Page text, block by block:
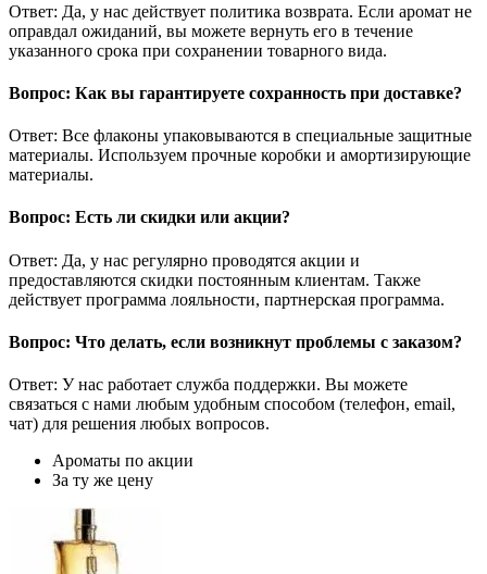
Ответ: Да, у нас действует политика возврата. Если аромат не
оправдал ожиданий, вы можете вернуть его в течение
указанного срока при сохранении товарного вида.
Вопрос: Как вы гарантируете сохранность при доставке?
Ответ: Все флаконы упаковываются в специальные защитные
материалы. Используем прочные коробки и амортизирующие
материалы.
Вопрос: Есть ли скидки или акции?
Ответ: Да, у нас регулярно проводятся акции и
предоставляются скидки постоянным клиентам. Также
действует программа лояльности, партнерская программа.
Вопрос: Что делать, если возникнут проблемы с заказом?
Ответ: У нас работает служба поддержки. Вы можете
связаться с нами любым удобным способом (телефон, email,
чат) для решения любых вопросов.
Ароматы по акции
За ту же цену